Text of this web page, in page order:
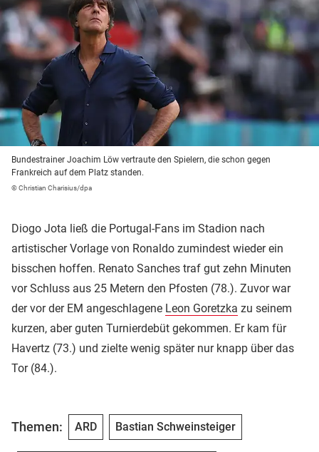
Bundestrainer Joachim Löw vertraute den Spielern, die schon gegen
Frankreich auf dem Platz standen.
© Christian Charisius/dpa
Diogo Jota ließ die Portugal-Fans im Stadion nach
artistischer Vorlage von Ronaldo zumindest wieder ein
bisschen hoffen. Renato Sanches traf gut zehn Minuten
vor Schluss aus 25 Metern den Pfosten (78.). Zuvor war
der vor der EM angeschlagene Leon Goretzka zu seinem
kurzen, aber guten Turnierdebüt gekommen. Er kam für
Havertz (73.) und zielte wenig später nur knapp über das
Tor (84.).
Themen: ARD Bastian Schweinsteiger